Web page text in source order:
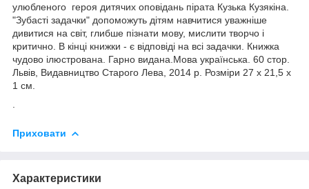
улюбленого героя дитячих оповідань пірата Кузька Кузякіна.
"Зубасті задачки" допоможуть дітям навчитися уважніше
дивитися на світ, глибше пізнати мову, мислити творчо і
критично. В кінці книжки - є відповіді на всі задачки. Книжка
чудово ілюстрована. Гарно видана.Мова українська. 60 стор.
Львів, Видавництво Старого Лева, 2014 р. Розміри 27 х 21,5 х
1 см.
Приховати
Характеристики